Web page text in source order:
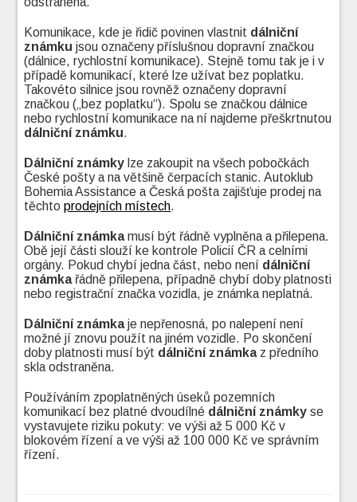
Komunikace, kde je řidič povinen vlastnit dálniční
známku jsou označeny příslušnou dopravní značkou
(dálnice, rychlostní komunikace). Stejně tomu tak je i v
případě komunikací, které lze užívat bez poplatku.
Takovéto silnice jsou rovněž označeny dopravní
značkou („bez poplatku“). Spolu se značkou dálnice
nebo rychlostní komunikace na ní najdeme přeškrtnutou
dálniční známku.
Dálniční známky lze zakoupit na všech pobočkách
České pošty a na většině čerpacích stanic. Autoklub
Bohemia Assistance a Česká pošta zajišťuje prodej na
těchtoprodejních místech.
Dálniční známkamusí být řádně vyplněna a přilepena.
Obě její části slouží ke kontrole Policií ČR a celními
orgány. Pokud chybí jedna část, nebo není dálniční
známkařádně přilepena, případně chybí doby platnosti
nebo registrační značka vozidla, je známka neplatná.
Dálniční známkaje nepřenosná, po nalepení není
možné jí znovu použít na jiném vozidle. Po skončení
doby platnosti musí být dálniční známkaz předního
skla odstraněna.
Používáním zpoplatněných úseků pozemních
komunikací bez platné dvoudílné dálniční známky se
vystavujete riziku pokuty: ve výši až 5 000 Kč v
blokovém řízení a ve výši až 100 000 Kč ve správním
řízení.